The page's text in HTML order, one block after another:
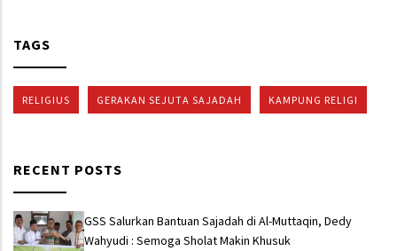
TAGS
RELIGIUS GERAKAN SEJUTA SAJADAH KAMPUNG RELIGI
RECENT POSTS
GSS Salurkan Bantuan Sajadah di Al-Muttaqin, Dedy
Wahyudi : Semoga Sholat Makin Khusuk